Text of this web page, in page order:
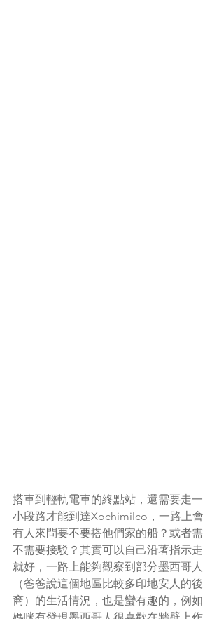
搭車到輕軌電車的終點站，還需要走一
小段路才能到達Xochimilco，一路上會
有人來問要不要搭他們家的船？或者需
不需要接駁？其實可以自己沿著指示走
就好，一路上能夠觀察到部分墨西哥人
（爸爸說這個地區比較多印地安人的後
裔）的生活情況，也是蠻有趣的，例如